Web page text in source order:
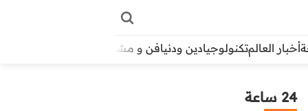
أخبار العالمتكنولوجيادين ودنيافن و مشاهير
24 ساعة